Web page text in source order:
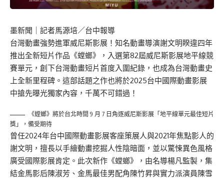
墨新聞
｜記者馬源培／台中報導
台灣動畫強勢進軍威尼斯影展！知名動畫導演謝文明睽違四年
推出全新短片作品《螳螂》，入選第82屆威尼斯影展地平線競
賽單元，創下台灣動畫短片首度入圍紀錄，也成為台灣動畫史
上全新里程碑。這部話題之作也將於2025台中國際動畫影展
中搶先曝光獨家內容，千萬不可錯過！
《螳螂》將於台北時間 9 月 7 日角逐威尼斯影展「地平線單元最佳短片
獎」，備受期待
曾任2024年台中國際動畫影展客座策展人與2021年焦點影人的
謝文明，擅長以手繪動畫挖掘人性陰暗面，並以驚悚異色風格
廣受國際影展肯定。此次新作《螳螂》，由名導楊凡監製，集
結金馬影后陳淑芳、金馬最佳男配角陳竹昇與實力派演員陳雪